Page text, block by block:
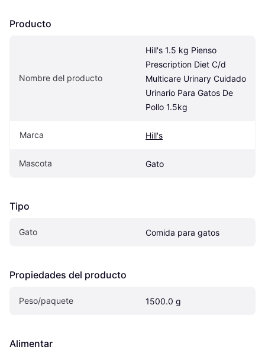
Producto
Nombre del producto
Hill's 1.5 kg Pienso
Prescription Diet C/d
Multicare Urinary Cuidado
Urinario Para Gatos De
Pollo 1.5kg
Marca Hill's
Mascota Gato
Tipo
Gato Comida para gatos
Propiedades del producto
Peso/paquete 1500.0 g
Alimentar